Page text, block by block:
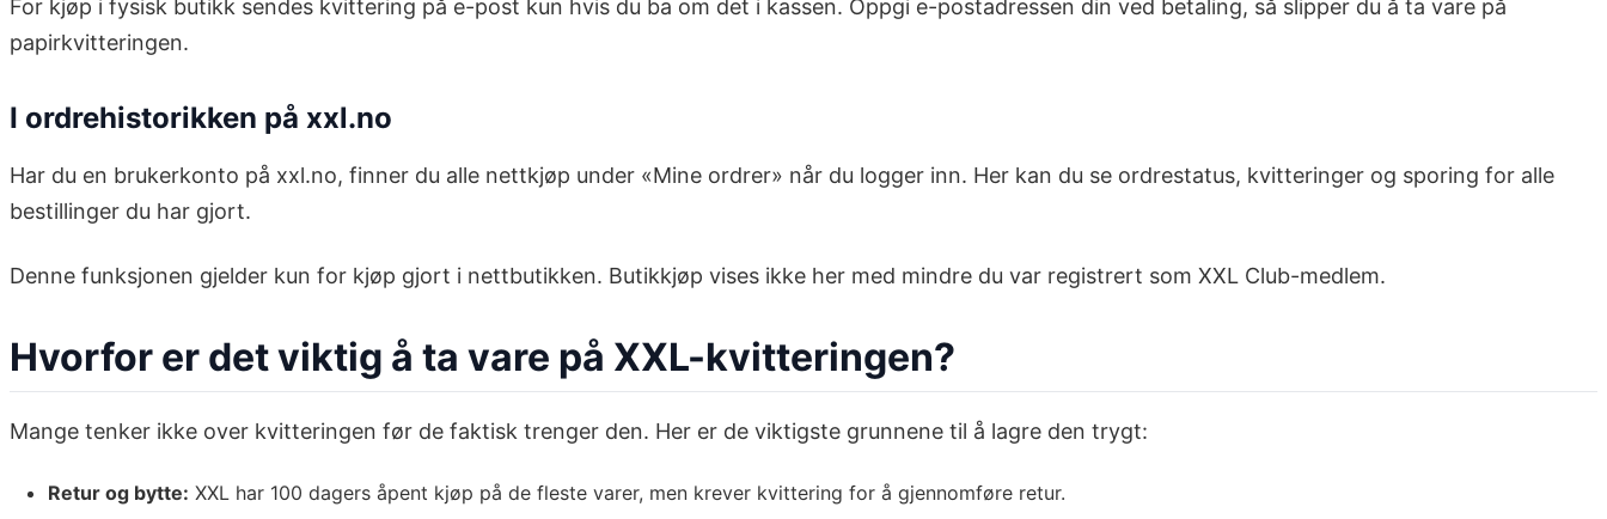
For kjøp i fysisk butikk sendes kvittering på e-post kun hvis du ba om det i kassen. Oppgi e-postadressen din ved betaling, så slipper du å ta vare på
papirkvitteringen.
I ordrehistorikken på xxl.no
Har du en brukerkonto på xxl.no, finner du alle nettkjøp under «Mine ordrer» når du logger inn. Her kan du se ordrestatus, kvitteringer og sporing for alle
bestillinger du har gjort.
Denne funksjonen gjelder kun for kjøp gjort i nettbutikken. Butikkjøp vises ikke her med mindre du var registrert som XXL Club-medlem.
Hvorfor er det viktig å ta vare på XXL-kvitteringen?
Mange tenker ikke over kvitteringen før de faktisk trenger den. Her er de viktigste grunnene til å lagre den trygt:
Retur og bytte: XXL har 100 dagers åpent kjøp på de fleste varer, men krever kvittering for å gjennomføre retur.